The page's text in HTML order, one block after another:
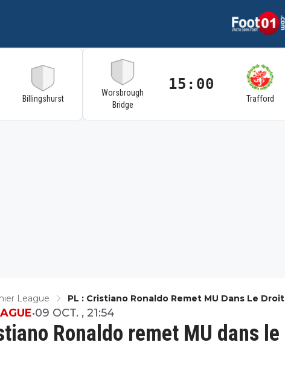
Billingshurst
Worsbrough
Bridge
15:00
Trafford
League PL : Cristiano Ronaldo Remet MU Dans Le
Ronaldo remet MU dans
•09 OCT. , 21:54